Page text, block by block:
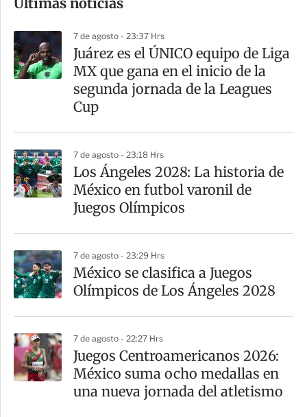
m
a
r
t
7 de agosto - 23:37 Hrs
Juárez es el ÚNICO equipo de Liga
MX que gana en el inicio de la
segunda jornada de la Leagues
Cup
7 de agosto - 23:18 Hrs
Los Ángeles 2028: La historia de
México en futbol varonil de
Juegos Olímpicos
7 de agosto - 23:29 Hrs
México se clasifica a Juegos
Olímpicos de Los Ángeles 2028
7 de agosto - 22:27 Hrs
Juegos Centroamericanos 2026:
México suma ocho medallas en
una nueva jornada del atletismo